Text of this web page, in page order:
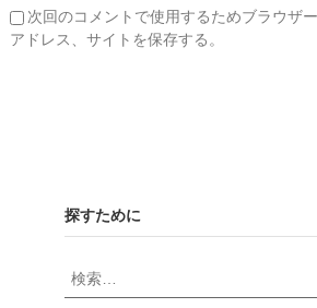
次回のコメントで使用するためブラウザ
アドレス、サイトを保存する。
探すために
検
索